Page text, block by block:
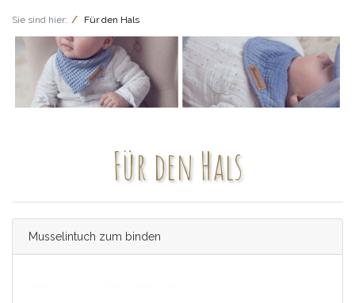
Sie sind hier: Für den Hals
Für den Hals
Musselintuch zum binden